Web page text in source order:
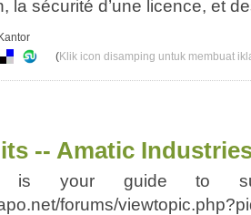
la sécurité d’une licence, et
(Klik icon disamping untuk membuat
-- Amatic
is your guide to
forums/